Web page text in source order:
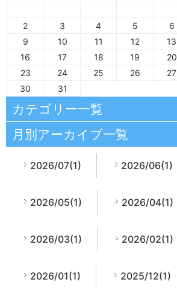
2
3 4 5 6
9
10 11 12 13
16
17 18 19 20
23
24 25 26 27
30
31
カテゴリー一覧
月別アーカイブ一覧
2026/07(1) 2026/06(1)
2026/05(1) 2026/04(1)
2026/03(1) 2026/02(1)
2026/01(1) 2025/12(1)